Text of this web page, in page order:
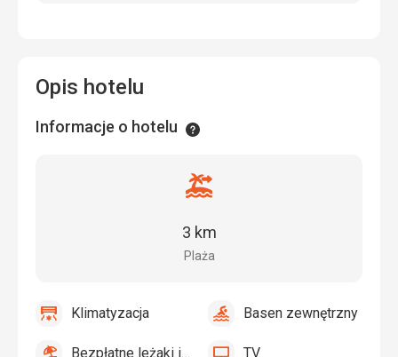
Opis hotelu
Informacje o hotelu Informacje
Odległość
plaży
Plaża
3 km
Klimatyzacja
Klimatyzacja
tak
BasenBasen zewnętrzny
tak
Bezpłatne leżaki i parasole przy basenie TV